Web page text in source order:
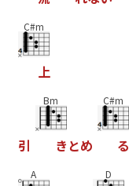
C#m
上
引
Bm
き とめ
C#m
る
A D